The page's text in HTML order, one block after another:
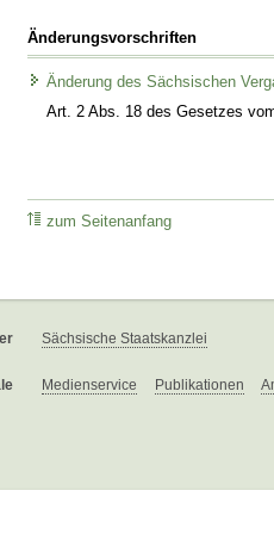
Änderungsvorschriften
Änderung des Sächsischen
Art. 2 Abs. 18 des Gesetzes
zum Seitenanfang
Sächsische Staatskanzlei
Medienservice Publikationen